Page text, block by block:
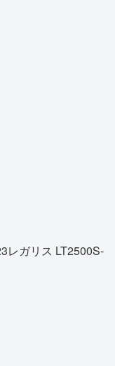
レガリス LT2500S-